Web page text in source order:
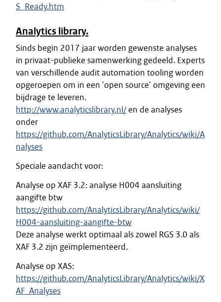
S_Ready.htm
Analytics library.
Sinds begin 2017 jaar worden gewenste analyses
in privaat-publieke samenwerking gedeeld. Experts
van verschillende audit automation tooling worden
opgeroepen om in een 'open source' omgeving een
bijdrage te leveren.
http://www.analyticslibrary.nl/ en de analyses
onder
https://github.com/AnalyticsLibrary/Analytics/wiki/A
nalyses
Speciale aandacht voor:
Analyse op XAF 3.2: analyse H004 aansluiting
aangifte btw
https://github.com/AnalyticsLibrary/Analytics/wiki/
H004-aansluiting-aangifte-btw
Deze analyse werkt optimaal als zowel RGS 3.0 als
XAF 3.2 zijn geïmplementeerd.
Analyse op XAS:
https://github.com/AnalyticsLibrary/Analytics/wiki/X
AF_Analyses